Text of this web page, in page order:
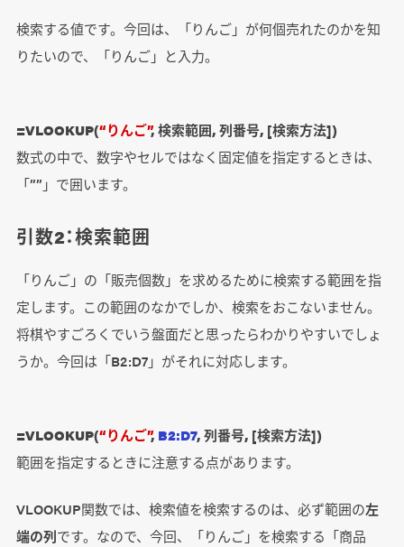
検索する値です。今回は、「りんご」が何個売れたのかを知
りたいので、「りんご」と入力。
=VLOOKUP(“りんご”, 検索範囲, 列番号, [検索方法])
数式の中で、数字やセルではなく固定値を指定するときは、
「””」で囲います。
引数2：検索範囲
「りんご」の「販売個数」を求めるために検索する範囲を指
定します。この範囲のなかでしか、検索をおこないません。
将棋やすごろくでいう盤面だと思ったらわかりやすいでしょ
うか。今回は「B2:D7」がそれに対応します。
=VLOOKUP(“りんご”, B2:D7, 列番号, [検索方法])
範囲を指定するときに注意する点があります。
VLOOKUP関数では、検索値を検索するのは、必ず範囲の左
端の列です。なので、今回、「りんご」を検索する「商品